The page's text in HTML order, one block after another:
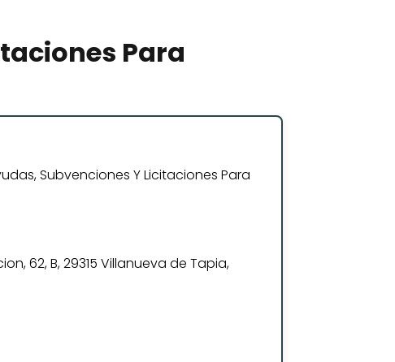
Para
Subvenciones Y Licitaciones Para
62, B, 29315 Villanueva de Tapia,